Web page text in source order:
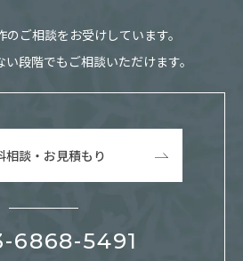
ご相談をお受けしています。
段階でもご相談いただけます。
相談・お見積もり
6868-5491